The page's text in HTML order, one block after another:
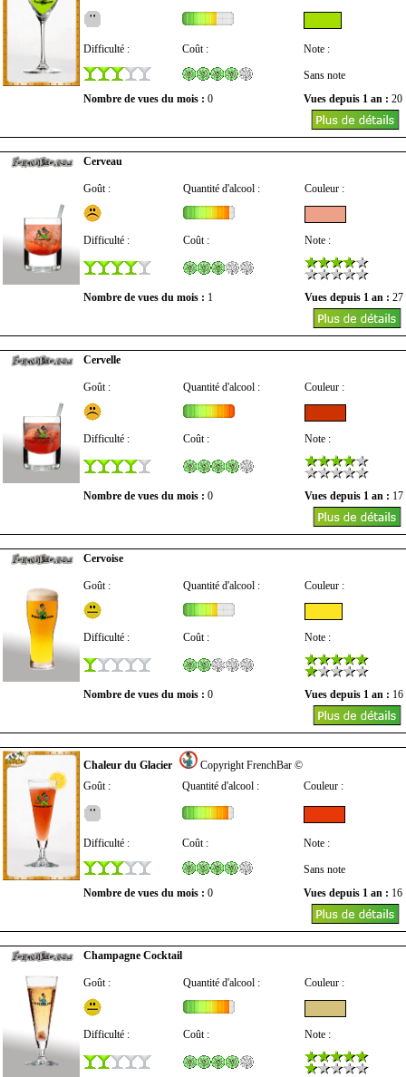
Difficulté : Coût : Note :
Sans note
Nombre de vues du mois : 0 Vues depuis 1 an : 20
Cerveau
Goût : Quantité d'alcool : Couleur :
Difficulté : Coût : Note :
Nombre de vues du mois : 1 Vues depuis 1 an : 27
Cervelle
Goût : Quantité d'alcool : Couleur :
Difficulté : Coût : Note :
Nombre de vues du mois : 0 Vues depuis 1 an : 17
Cervoise
Goût : Quantité d'alcool : Couleur :
Difficulté : Coût : Note :
Nombre de vues du mois : 0 Vues depuis 1 an : 16
Chaleur du Glacier
Copyright FrenchBar ©
Goût :
Quantité d'alcool : Couleur :
Difficulté : Coût : Note :
Sans note
Nombre de vues du mois : 0 Vues depuis 1 an : 16
Champagne Cocktail
Goût : Quantité d'alcool : Couleur :
Difficulté : Coût : Note :